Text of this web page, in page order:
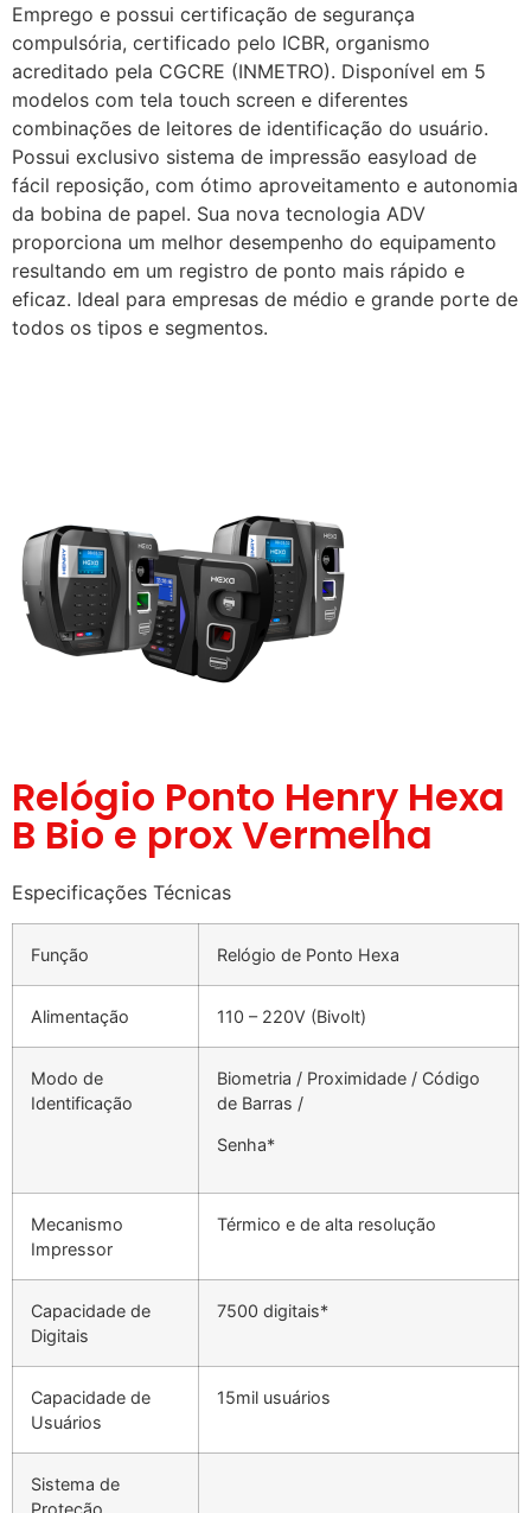
Emprego e possui certificação de segurança
compulsória, certificado pelo ICBR, organismo
acreditado pela CGCRE (INMETRO). Disponível em 5
modelos com tela touch screen e diferentes
combinações de leitores de identificação do usuário.
Possui exclusivo sistema de impressão easyload de
fácil reposição, com ótimo aproveitamento e autonomia
da bobina de papel. Sua nova tecnologia ADV
proporciona um melhor desempenho do equipamento
resultando em um registro de ponto mais rápido e
eficaz. Ideal para empresas de médio e grande porte de
todos os tipos e segmentos.
Relógio Ponto Henry Hexa
B Bio e prox Vermelha
Especificações Técnicas
Função Relógio de Ponto Hexa
Alimentação 110 – 220V (Bivolt)
Modo de
Identificação
Biometria / Proximidade / Código
de Barras /
Senha*
Mecanismo
Impressor
Térmico e de alta resolução
Capacidade de
Digitais
7500 digitais*
Capacidade de
Usuários
15mil usuários
Sistema de
Proteção